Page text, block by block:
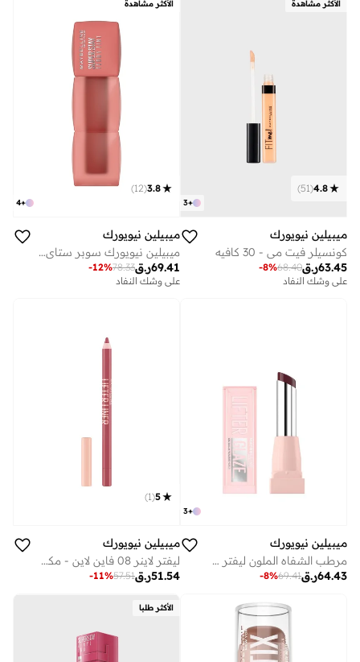
الأكثر مشاهدة
+
3
4.8
(
51
)
ميبيلين نيويورك
كونسيلر فيت مي - 30 كافيه
ر.ق63.45
68.40
-8%
على وشك النفاد
الأكثر مشاهدة
+
4
3.8
(
12
)
ميبيلين نيويورك
ميبيلين نيويورك سوبر ستاي تيدي تينت - 15سكيني ديب
ر.ق69.41
78.33
-12%
على وشك النفاد
+
3
ميبيلين نيويورك
مرطب الشفاه الملون ليفتر جليز أويل بالم - 010 إسبريسو كيس
ر.ق64.43
69.41
-8%
5
(
1
)
ميبيلين نيويورك
ليفتر لاينر 08 فاين لاين - مكياج محدد شفاه مع حمض الهيالورونيك
ر.ق51.54
57.51
-11%
الأكثر طلبا